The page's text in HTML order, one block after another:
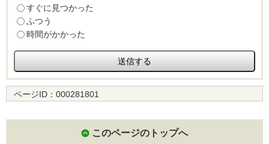
すぐに見つかった
ふつう
時間がかかった
ページID： 000281801
このページのトップへ